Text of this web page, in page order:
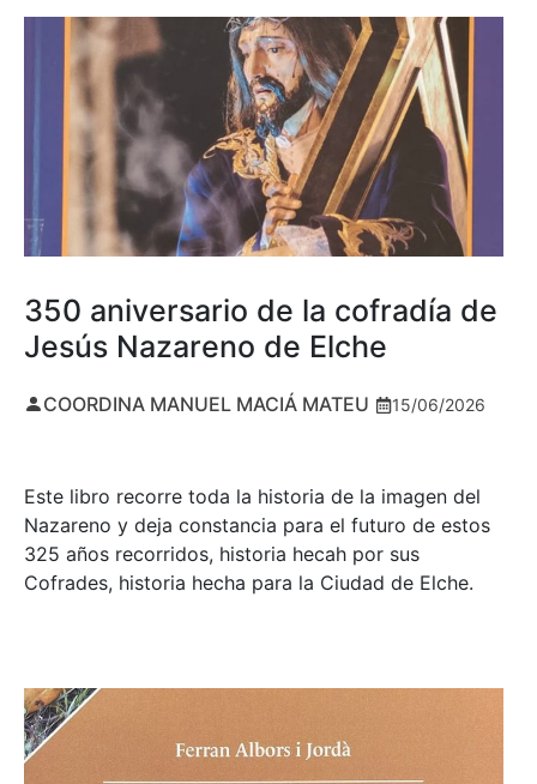
350 aniversario de la cofradía de
Jesús Nazareno de Elche
COORDINA MANUEL MACIÁ MATEU 15/06/2026
Este libro recorre toda la historia de la imagen del
Nazareno y deja constancia para el futuro de estos
325 años recorridos, historia hecah por sus
Cofrades, historia hecha para la Ciudad de Elche.